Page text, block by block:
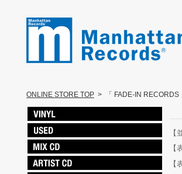
ONLINE STORE TOP > 「 FADE-IN RECORDS
【
【
【